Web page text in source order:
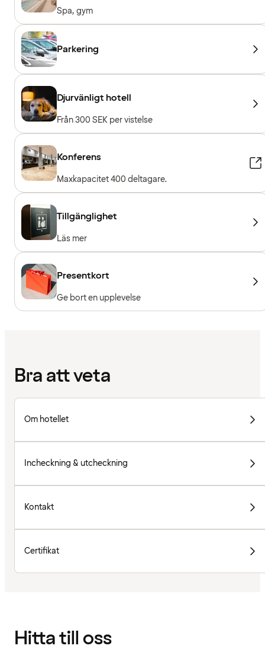
Spa, gym
Parkering
Djurvänligt hotell
Från 300 SEK per vistelse
Konferens
Maxkapacitet 400 deltagare.
Tillgänglighet
Läs mer
Presentkort
Ge bort en upplevelse
Bra att veta
Om hotellet
Incheckning & utcheckning
Kontakt
Certifikat
Hitta till oss